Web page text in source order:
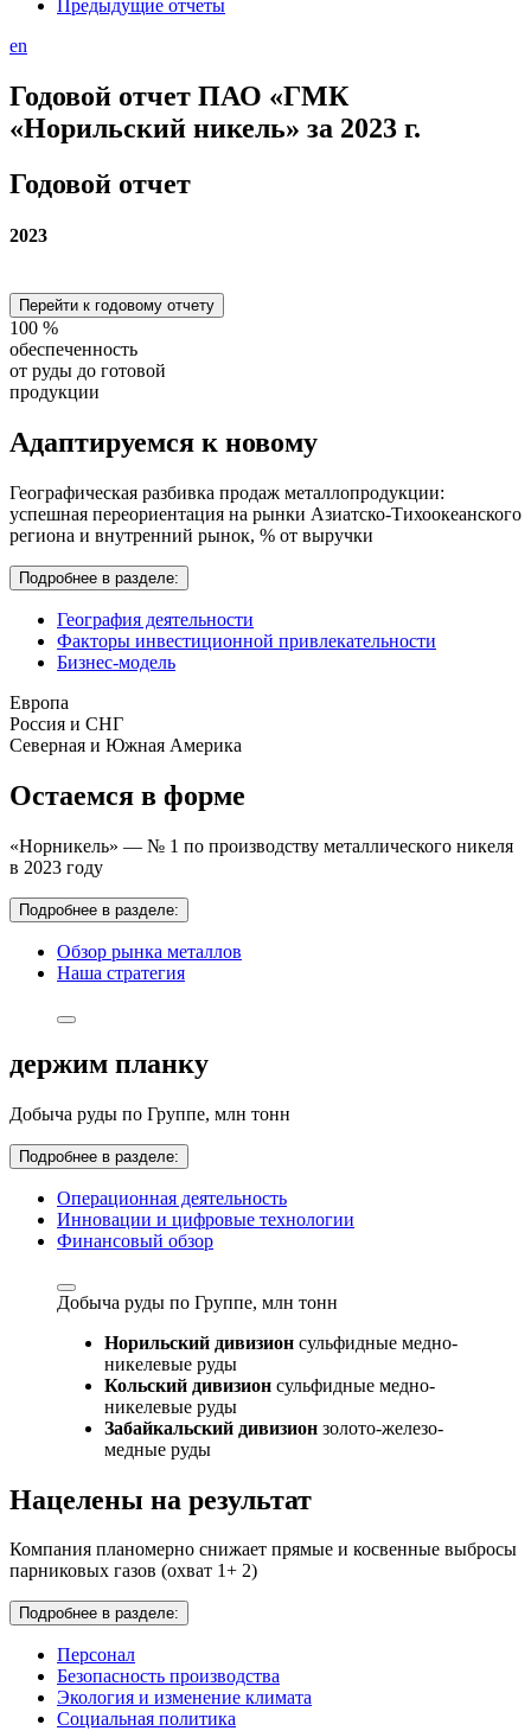
Предыдущие отчеты
en
Годовой отчет ПАО «ГМК
«Норильский никель» за 2023 г.
Годовой отчет
2023
Перейти к годовому отчету
100 %
обеспеченность
от руды до готовой
продукции
Адаптируемся к новому
Географическая разбивка продаж металлопродукции:
успешная переориентация на рынки Азиатско-Тихоокеанского
региона и внутренний рынок, % от выручки
Подробнее в разделе:
География деятельности
Факторы инвестиционной привлекательности
Бизнес-модель
Европа
Россия и СНГ
Северная и Южная Америка
Остаемся в форме
«Норникель» — № 1 по производству металлического никеля
в 2023 году
Подробнее в разделе:
Обзор рынка металлов
Наша стратегия
держим планку
Добыча руды по Группе, млн тонн
Подробнее в разделе:
Операционная деятельность
Инновации и цифровые технологии
Финансовый обзор
Добыча руды по Группе, млн тонн
Норильский дивизион сульфидные медно-
никелевые руды
Кольский дивизион сульфидные медно-
никелевые руды
Забайкальский дивизион золото-железо-
медные руды
Нацелены на результат
Компания планомерно снижает прямые и косвенные выбросы
парниковых газов (охват 1+ 2)
Подробнее в разделе:
Персонал
Безопасность производства
Экология и изменение климата
Социальная политика